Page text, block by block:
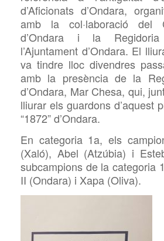
d’Aficionats d’Ondara,
amb la col·laboració del
d’Ondara i la
l’Ajuntament d’Ondara. El
va tindre lloc divendres
amb la presència de la
d’Ondara, Mar Chesa, qui,
lliurar els guardons d’aquest
“1872” d’Ondara.
En categoria 1a, els
(Xaló), Abel (Atzúbia) i
subcampions de la categoria
II (Ondara) i Xapa (Oliva).